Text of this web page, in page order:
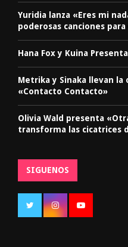
Yuridia lanza «Eres mi
poderosas canciones
Hana Fox y Kuina
Metrika y Sinaka llevan
«Contacto Contacto»
Olivia Wald presenta
transforma las cicatrices
SIGUENOS